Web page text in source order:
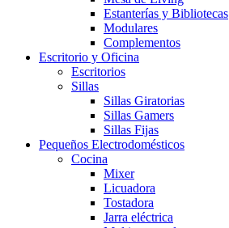
Estanterías y Bibliotecas
Modulares
Complementos
Escritorio y Oficina
Escritorios
Sillas
Sillas Giratorias
Sillas Gamers
Sillas Fijas
Pequeños Electrodomésticos
Cocina
Mixer
Licuadora
Tostadora
Jarra eléctrica